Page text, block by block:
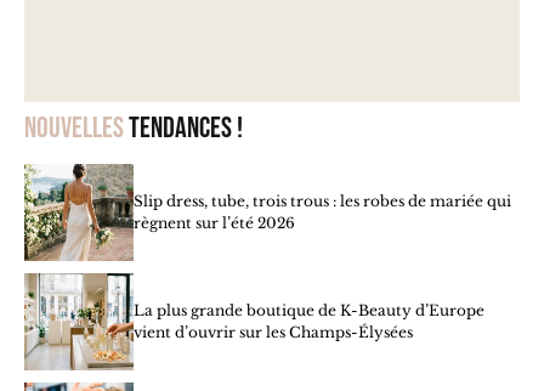
Nouvellestendances !
Slip dress, tube, trois trous : les robes de mariée qui
règnent sur l’été 2026
La plus grande boutique de K-Beauty d’Europe
vient d’ouvrir sur les Champs-Élysées